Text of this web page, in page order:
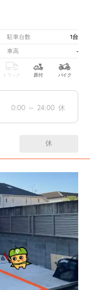
駐車台数 1台
車高 -
トラック 原付 バイク
0:00 ～ 24:00 休
休